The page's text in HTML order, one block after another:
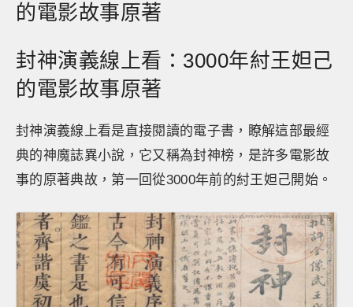
的電影故事原著
封神演義線上看：3000年紂王妲己
的電影故事原著
封神演義線上看是直接閱讀的電子書，瞭解這部最經
典的神魔誌異小說，它又稱為封神榜，是許多電影故
事的原著典故，第一回從3000年前的紂王妲己開始。